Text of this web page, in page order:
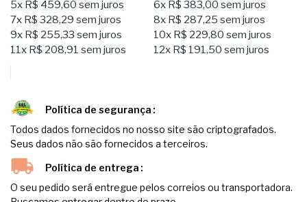
5x R$ 459,60 sem juros 6x R$ 383,00 sem juros
7x R$ 328,29 sem juros 8x R$ 287,25 sem juros
9x R$ 255,33 sem juros 10x R$ 229,80 sem juros
11x R$ 208,91 sem juros 12x R$ 191,50 sem juros
Política de segurança
Todos dados fornecidos no nosso site são criptografados.
Seus dados não são fornecidos a terceiros.
Política de entrega
O seu pedido será entregue pelos correios ou transportadora.